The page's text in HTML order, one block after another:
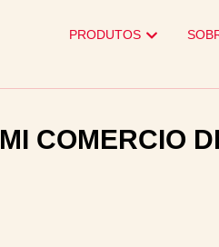
PRODUTOS
COMERCIO